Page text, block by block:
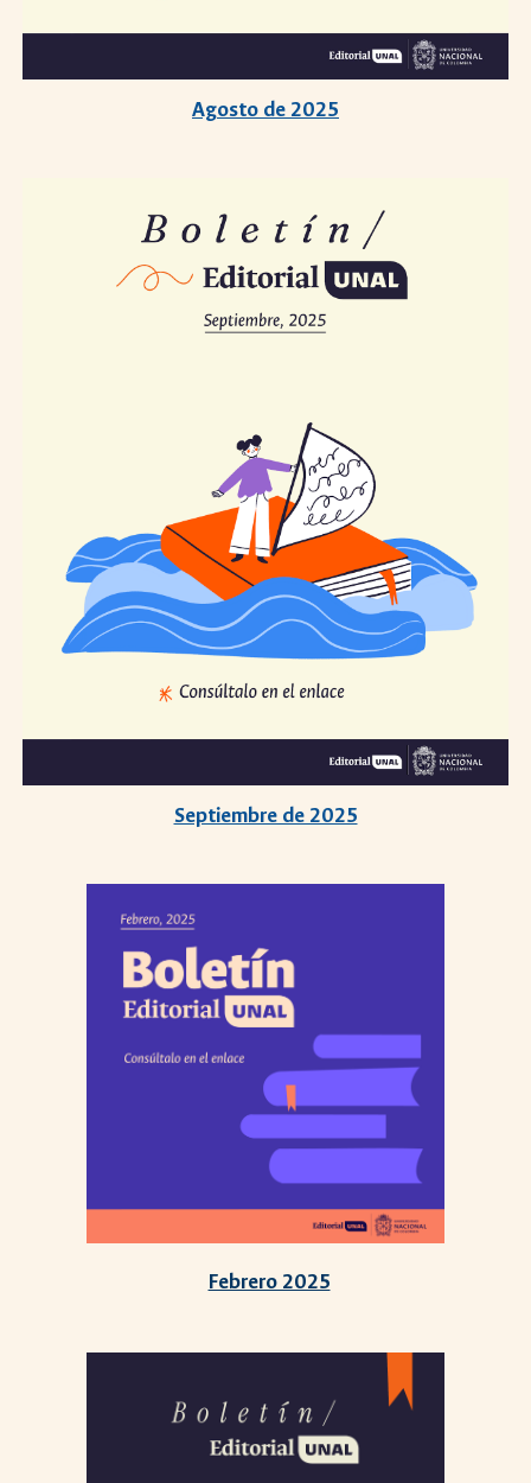
Agosto de 2025
Septiembre de 2025
Febrero 2025